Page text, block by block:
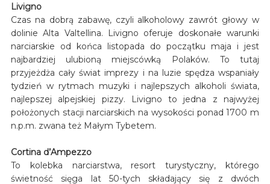
Livigno
Czas na dobrą zabawę, czyli alkoholowy zawrót głowy w
dolinie Alta Valtellina. Livigno oferuje doskonałe warunki
narciarskie od końca listopada do początku maja i jest
najbardziej ulubioną miejscówką Polaków. To tutaj
przyjeżdża cały świat imprezy i na luzie spędza wspaniały
tydzień w rytmach muzyki i najlepszych alkoholi świata,
najlepszej alpejskiej pizzy. Livigno to jedna z najwyżej
położonych stacji narciarskich na wysokości ponad 1700 m
n.p.m. zwana też Małym Tybetem.
Cortina d’Ampezzo
To kolebka narciarstwa, resort turystyczny, którego
świetność sięga lat 50-tych składający się z dwóch